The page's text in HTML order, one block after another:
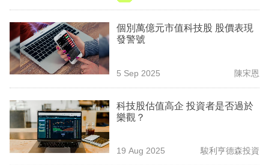
個別萬億元市值科技股 股價表現
發警號
5 Sep 2025 陳宋恩
科技股估值高企 投資者是否過於
樂觀？
19 Aug 2025 駿利亨德森投資